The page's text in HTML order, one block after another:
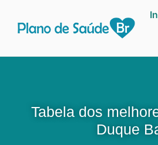
Tabela dos
Duque